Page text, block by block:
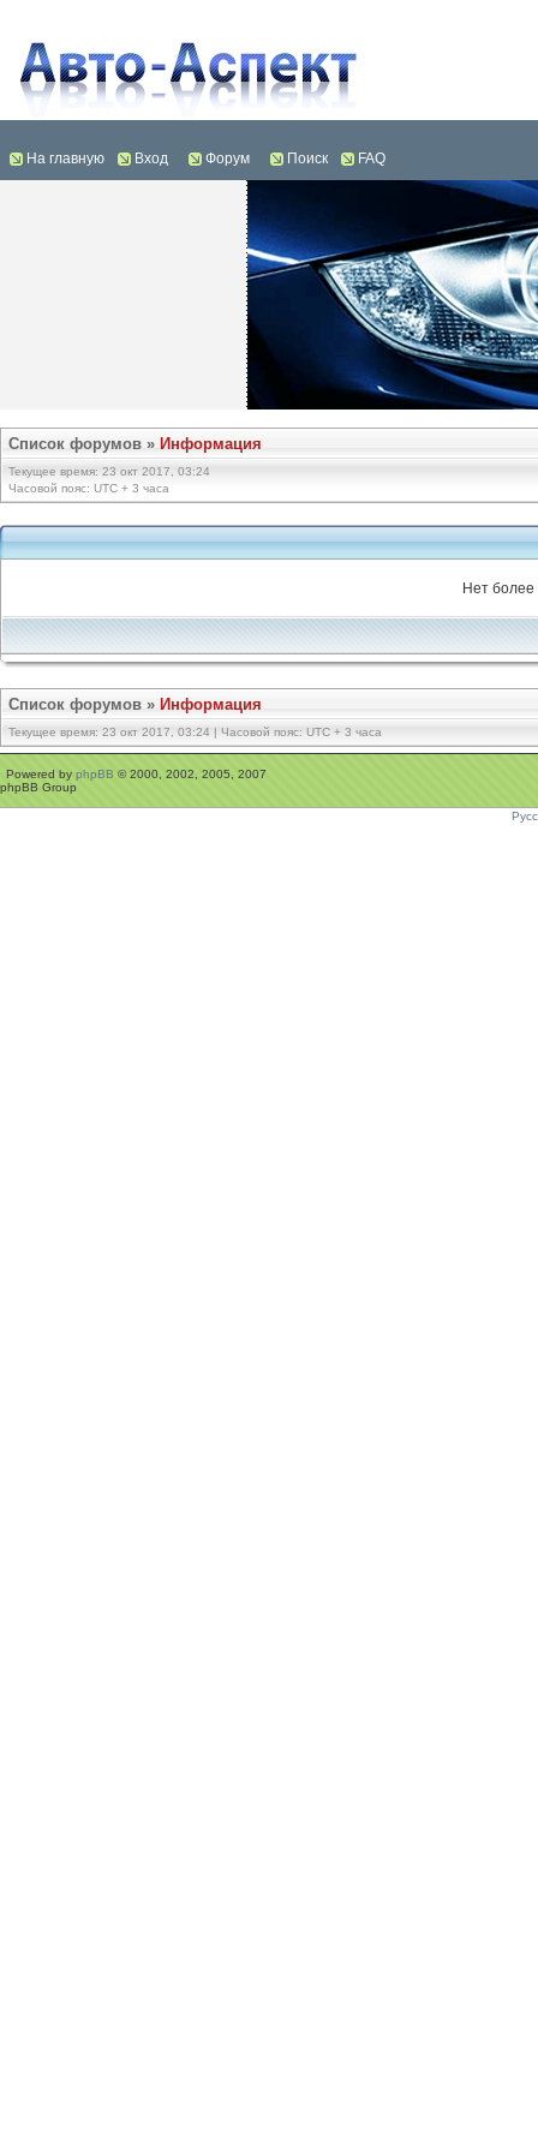
На главную Вход Форум Поиск FAQ
Список форумов » Информация
Текущее время: 23 окт 2017, 03:24
Часовой пояс: UTC + 3 часа
Нет
Список форумов » Информация
Текущее время: 23 окт 2017, 03:24 | Часовой пояс: UTC + 3 часа
Powered by phpBB © 2000, 2002, 2005, 2007
phpBB Group